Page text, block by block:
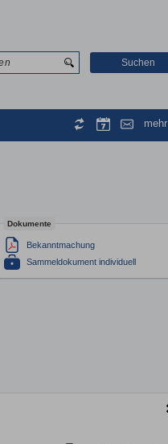
Suchen
mehr
Dokumente
Bekanntmachung
Sammeldokument individuell